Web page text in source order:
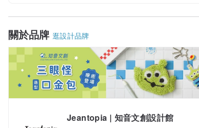
關於品牌 逛設計品牌
Jeantopia | 知音文創設計館